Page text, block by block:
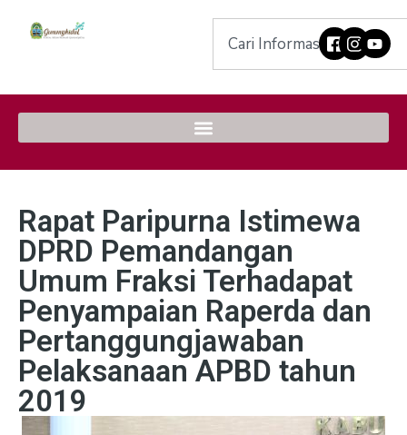
Rapat Paripurna Istimewa
DPRD Pemandangan
Umum Fraksi Terhadapat
Penyampaian Raperda dan
Pertanggungjawaban
Pelaksanaan APBD tahun
2019